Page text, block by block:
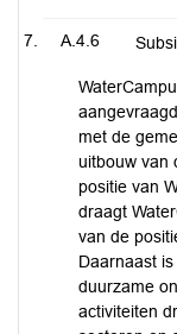
A.4.6
met de
uitbouw van
positie van
draagt
van de
Daarnaast
duurzame
activiteiten